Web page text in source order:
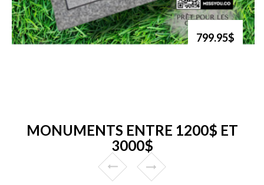
799.95$
MONUMENTS ENTRE 1200$ ET
3000$